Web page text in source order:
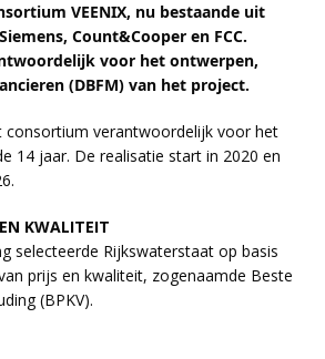
VEENIX, nu bestaande uit
Count&Cooper en FCC.
voor het ontwerpen,
(DBFM) van het project.
consortium verantwoordelijk voor het
14 jaar. De realisatie start in 2020 en
KWALITEIT
selecteerde Rijkswaterstaat op basis
prijs en kwaliteit, zogenaamde Beste
(BPKV).